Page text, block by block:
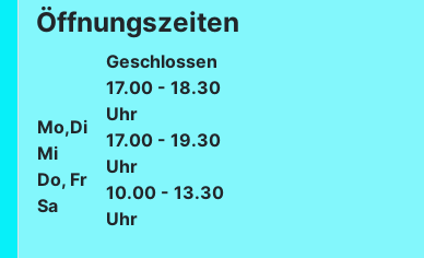
Öffnungszeiten
Mo,Di
Mi
Do, Fr
Sa
Geschlossen
17.00 - 18.30
Uhr
17.00 - 19.30
Uhr
10.00 - 13.30
Uhr